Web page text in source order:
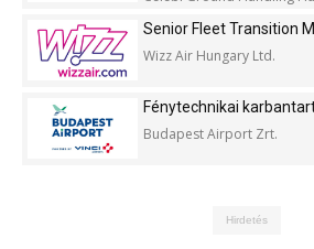
Senior Fleet Transition
Wizz Air Hungary Ltd.
Fénytechnikai
Budapest Airport Zrt.
Hirdetés